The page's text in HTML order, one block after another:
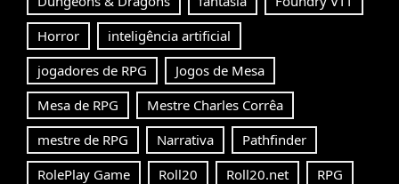
Horror
inteligência artificial
jogadores de RPG
Jogos de Mesa
Mesa de RPG
Mestre Charles Corrêa
mestre de RPG
Narrativa
Pathfinder
RolePlay Game
Roll20 Roll20.net
RPG